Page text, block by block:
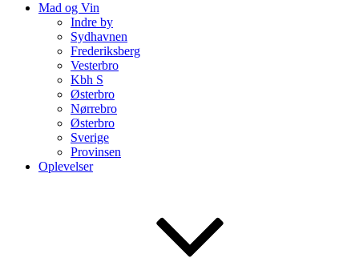
Mad og Vin
Indre by
Sydhavnen
Frederiksberg
Vesterbro
Kbh S
Østerbro
Nørrebro
Østerbro
Sverige
Provinsen
Oplevelser